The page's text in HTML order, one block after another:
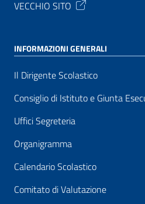
VECCHIO SITO
INFORMAZIONI GENERALI
Il Dirigente Scolastico
Consiglio di Istituto e Giunta
Uffici Segreteria
Organigramma
Calendario Scolastico
Comitato di Valutazione